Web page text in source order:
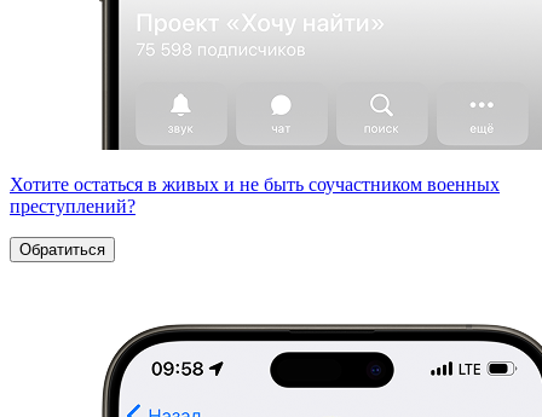
Хотите остаться в живых и не быть соучастником военных
преступлений?
Обратиться